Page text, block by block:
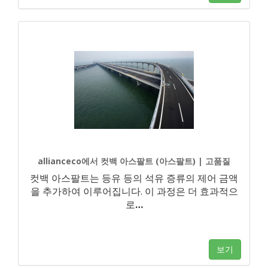
allianceco에서 컷백 아스팔트 (아스팔트) | 고품질
컷백 아스팔트는 등유 등의 석유 증류의 제어 금액
을 추가하여 이루어집니다. 이 과정은 더 효과적으
로…
보기